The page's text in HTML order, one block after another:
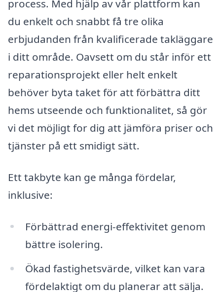
process. Med hjälp av vår plattform kan
du enkelt och snabbt få tre olika
erbjudanden från kvalificerade takläggare
i ditt område. Oavsett om du står inför ett
reparationsprojekt eller helt enkelt
behöver byta taket för att förbättra ditt
hems utseende och funktionalitet, så gör
vi det möjligt for dig att jämföra priser och
tjänster på ett smidigt sätt.
Ett takbyte kan ge många fördelar,
inklusive:
Förbättrad energi-effektivitet genom
bättre isolering.
Ökad fastighetsvärde, vilket kan vara
fördelaktigt om du planerar att sälja.